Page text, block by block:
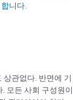
니다.
관없다. 반면에 기
모든 사회 구성원이